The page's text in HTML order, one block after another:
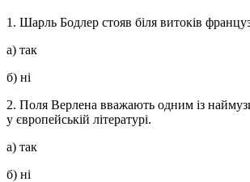
1. Шарль Бодлер стояв біля витоків
а) так
б) ні
2. Поля Верлена вважають одним із
у європейській літературі.
а) так
б) ні